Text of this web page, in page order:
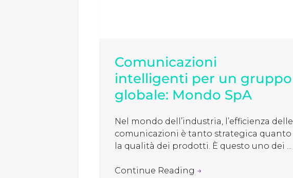
Comunicazioni
intelligenti per un gruppo
globale: Mondo SpA
Nel mondo dell’industria, l’efficienza delle
comunicazioni è tanto strategica quanto
la qualità dei prodotti. È questo uno dei ...
Continue Reading →